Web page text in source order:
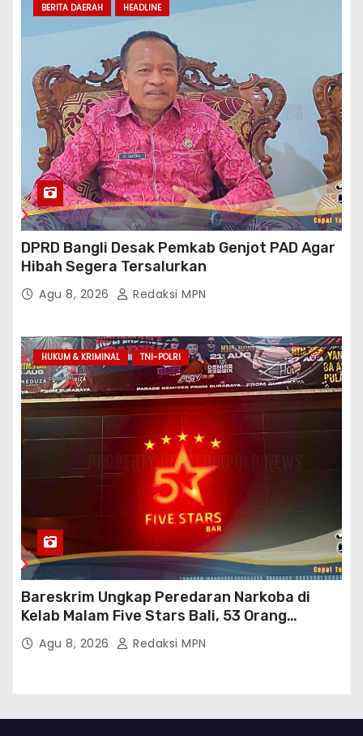
BERITA DAERAH HEADLINE
DPRD Bangli Desak Pemkab Genjot PAD Agar
Hibah Segera Tersalurkan
Agu 8, 2026 Redaksi MPN
HUKUM & KRIMINAL TNI-POLRI
Bareskrim Ungkap Peredaran Narkoba di
Kelab Malam Five Stars Bali, 53 Orang
Diamankan
Agu 8, 2026 Redaksi MPN